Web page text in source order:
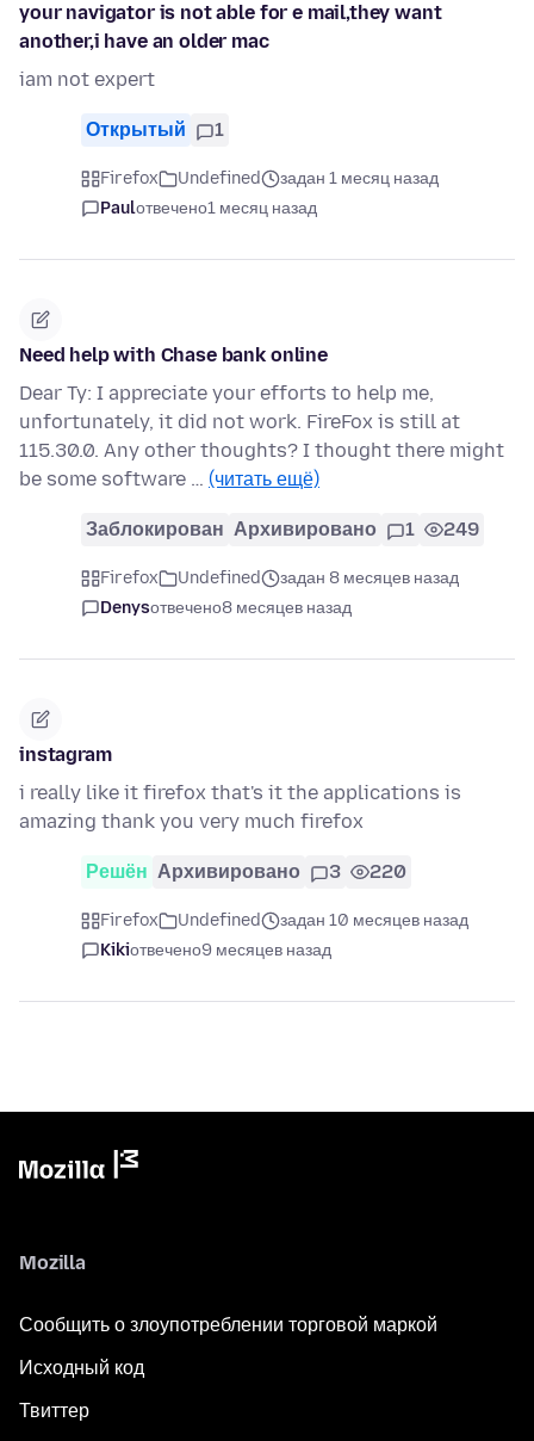
your navigator is not able for e mail,they want
another,i have an older mac
iam not expert
Открытый 1
Firefox Undefined
задан 1 месяц назад
Paulотвечено1 месяц назад
Need help with Chase bank online
Dear Ty: I appreciate your efforts to help me,
unfortunately, it did not work. FireFox is still at
115.30.0. Any other thoughts? I thought there might
be some software … (читать ещё)
Заблокирован Архивировано 1 249
Firefox Undefined
задан 8 месяцев назад
Denysотвечено8 месяцев назад
instagram
i really like it firefox that's it the applications is
amazing thank you very much firefox
Решён Архивировано 3 220
Firefox Undefined
задан 10 месяцев назад
Kikiотвечено9 месяцев назад
Mozilla
Сообщить о злоупотреблении торговой маркой
Исходный код
Твиттер